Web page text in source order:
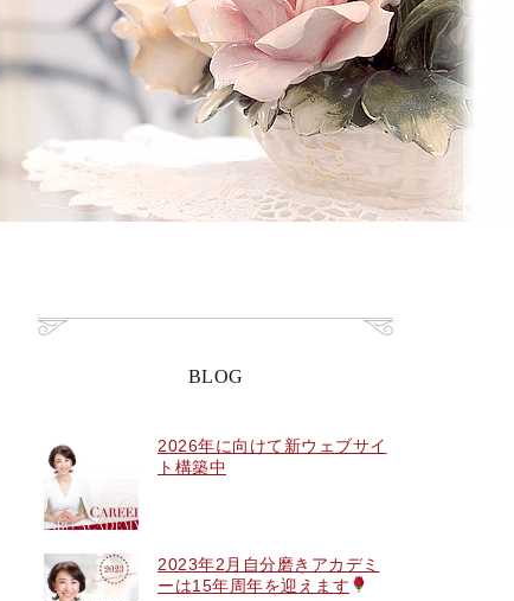
BLOG
2026年に向けて新ウェブサイ
ト構築中
2023年2月自分磨きアカデミ
ーは15年周年を迎えます